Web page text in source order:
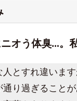
オう体臭…。
とすれ違いま
り過ぎることが